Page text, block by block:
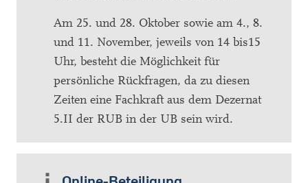
Am 25. und 28. Oktober sowie am 4., 8.
und 11. November, jeweils von 14 bis15
Uhr, besteht die Möglichkeit für
persönliche Rückfragen, da zu diesen
Zeiten eine Fachkraft aus dem Dezernat
5.II der RUB in der UB sein wird.